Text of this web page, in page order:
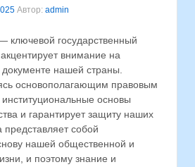
Автор: admin
ключевой государственный
внимание на
нашей страны.
основополагающим правовым
основы
и гарантирует защиту наших
собой
нашей общественной и
и поэтому знание и